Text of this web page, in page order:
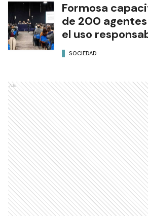
Formosa
de 200
el uso
SOCIEDAD
Ads